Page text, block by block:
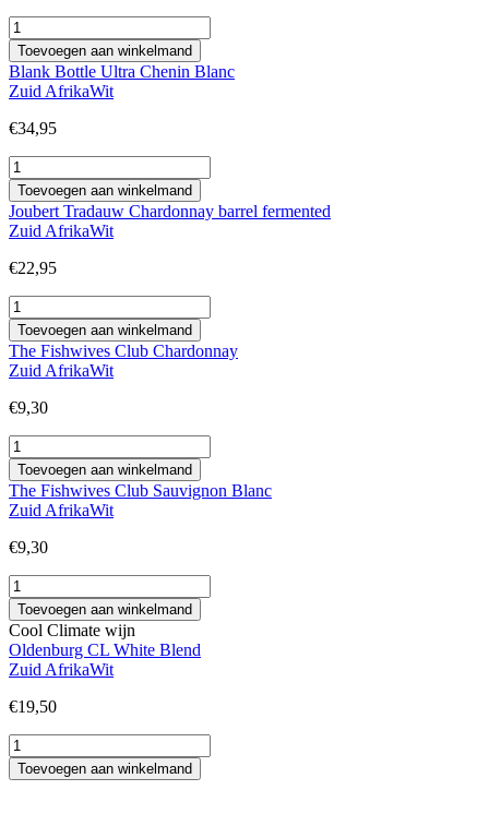
Blank
Bottle
Jimmy
Verdelho
aantal
Toevoegen aan winkelmand
Blank Bottle Ultra Chenin Blanc
Zuid AfrikaWit
€34,95
Blank
Bottle
Ultra
Chenin
Blanc
aantal
Toevoegen aan winkelmand
Joubert Tradauw Chardonnay barrel fermented
Zuid AfrikaWit
€22,95
Joubert
Tradauw
Chardonnay
barrel
fermented
aantal
Toevoegen aan winkelmand
The Fishwives Club Chardonnay
Zuid AfrikaWit
€9,30
The
Fishwives
Club
Chardonnay
aantal
Toevoegen aan winkelmand
The Fishwives Club Sauvignon Blanc
Zuid AfrikaWit
€9,30
The
Fishwives
Club
Sauvignon
Blanc
aantal
Toevoegen aan winkelmand
Cool Climate wijn
Oldenburg CL White Blend
Zuid AfrikaWit
€19,50
Oldenburg
CL
White
Toevoegen aan winkelmand